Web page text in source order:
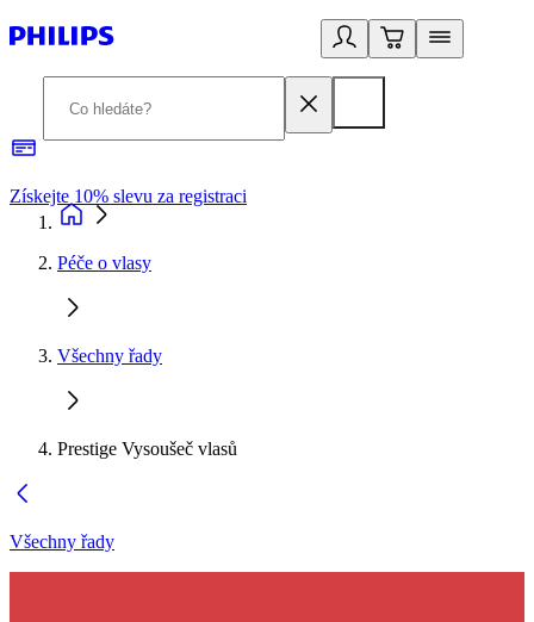
Získejte 10% slevu za registraci
Péče o vlasy
Všechny řady
Prestige Vysoušeč vlasů
Všechny řady